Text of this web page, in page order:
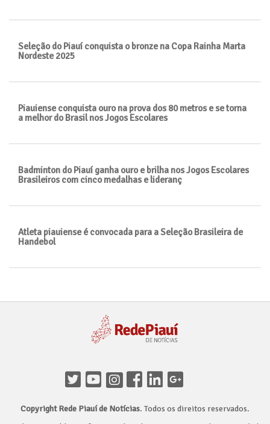
Seleção do Piauí conquista o bronze na Copa Rainha Marta
Nordeste 2025
Piauiense conquista ouro na prova dos 80 metros e se torna
a melhor do Brasil nos Jogos Escolares
Badminton do Piauí ganha ouro e brilha nos Jogos Escolares
Brasileiros com cinco medalhas e lideranç
Atleta piauiense é convocada para a Seleção Brasileira de
Handebol
Copyright Rede Piauí de Notícias. Todos os direitos reservados.